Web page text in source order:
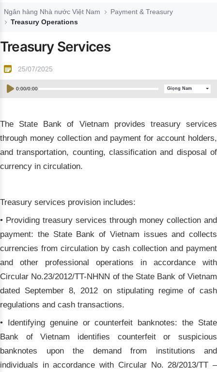
Đào tạo ISO
Ngân hàng Nhà nước Việt Nam
Payment & Treasury
Treasury Operations
Treasury Services
25/07/2025
0:00/0:00 Giọng Nam
The State Bank of Vietnam provides treasury services
through money collection and payment for account holders,
and transportation, counting, classification and disposal of
currency in circulation.
Treasury services provision includes:
• Providing treasury services through money collection and
payment: the State Bank of Vietnam issues and collects
currencies from circulation by cash collection and payment
and other professional operations in accordance with
Circular No.23/2012/TT-NHNN of the State Bank of Vietnam
dated September 8, 2012 on stipulating regime of cash
regulations and cash transactions.
• Identifying genuine or counterfeit banknotes: the State
Bank of Vietnam identifies counterfeit or suspicious
banknotes upon the demand from institutions and
individuals in accordance with Circular No. 28/2013/TT –